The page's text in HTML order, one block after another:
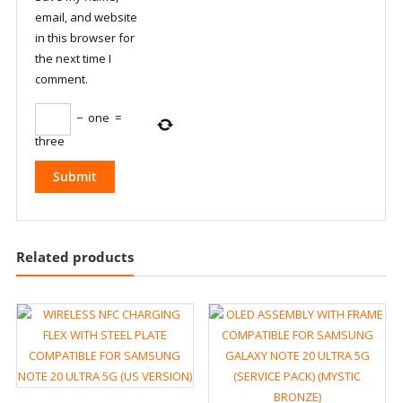
email, and website
in this browser for
the next time I
comment.
− one =
three
Related products